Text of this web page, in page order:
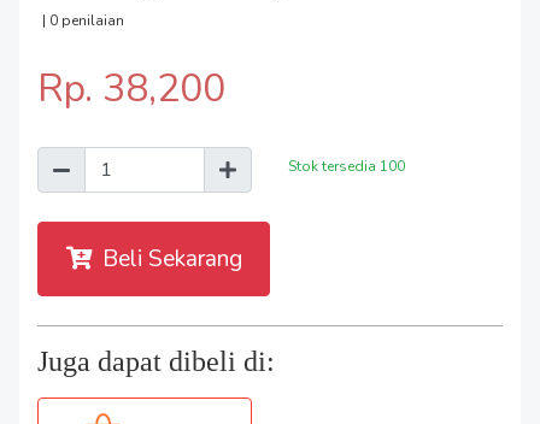
| 0 penilaian
Rp. 38,200
Stok tersedia 100
Beli Sekarang
Juga dapat dibeli di: